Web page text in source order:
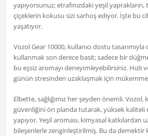
yapıyorsunuz; etrafınızdaki yeşil yaprakların,
çiçeklerin kokusu sizi sarhoş ediyor. İşte bu
yaşatıyor.
Vozol Gear 10000, kullanıcı dostu tasarımıyla
kullanmak son derece basit; sadece bir
bu eşsiz aromayı deneyimleyebilirsiniz. Hızlı
günün stresinden uzaklaşmak için
Elbette, sağlığımız her şeyden önemli. Vozol,
güvenliğini ön planda tutarak, yüksek kaliteli
yapıyor. Yeşil aroması, kimyasal katkılardan
bileşenlerle zenginleştirilmiş. Bu da demektir